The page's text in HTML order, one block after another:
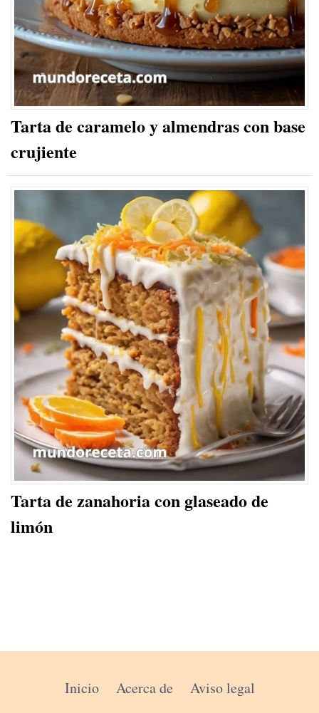
Tarta de caramelo y almendras con base
crujiente
Tarta de zanahoria con glaseado de
limón
Inicio Acerca de
Aviso legal